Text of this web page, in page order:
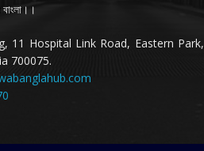
11 Hospital Link Road, Eastern Park,
700075.